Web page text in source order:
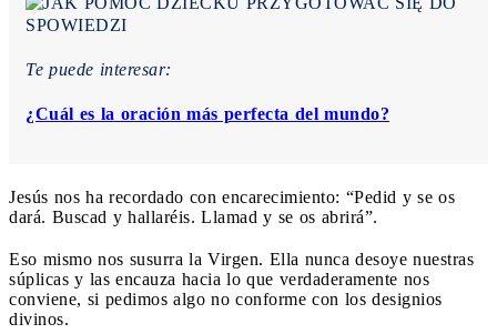
Te puede interesar:
¿Cuál es la oración más perfecta del mundo?
Jesús nos ha recordado con encarecimiento: “Pedid y se os
dará. Buscad y hallaréis. Llamad y se os abrirá”.
Eso mismo nos susurra la Virgen. Ella nunca desoye nuestras
súplicas y las encauza hacia lo que verdaderamente nos
conviene, si pedimos algo no conforme con los designios
divinos.